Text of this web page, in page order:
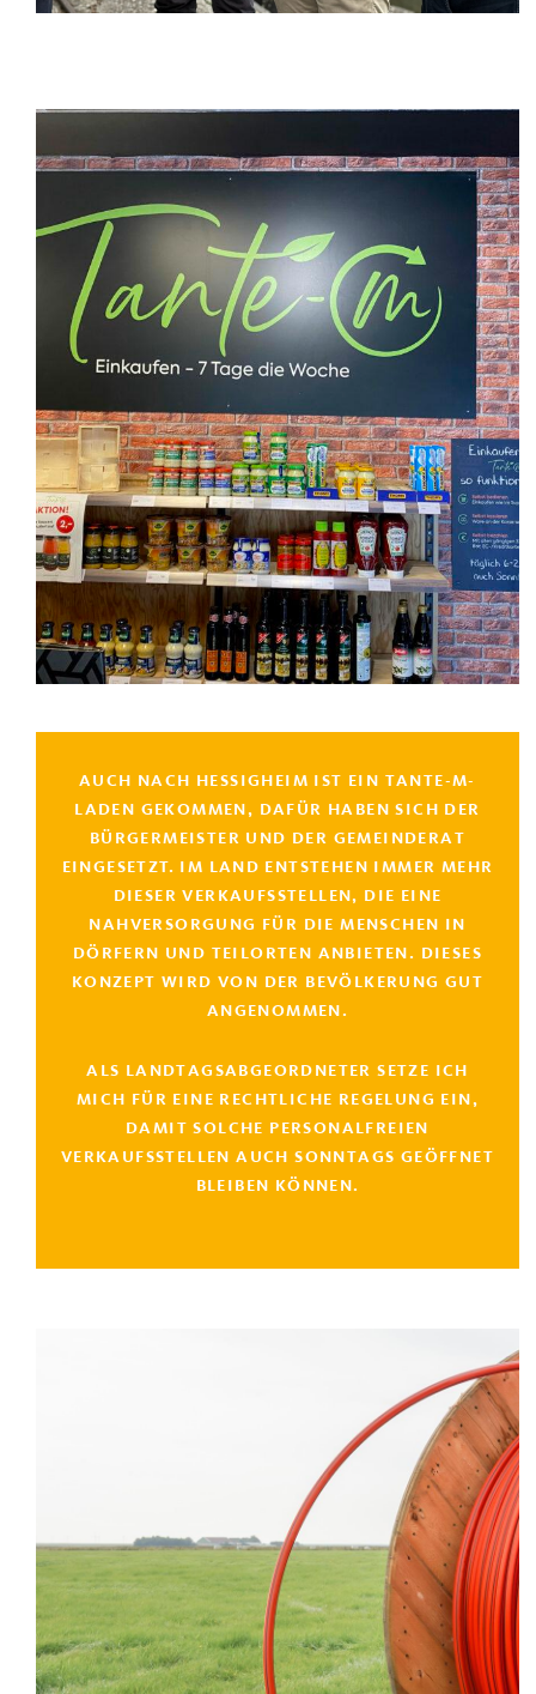
AUCH NACH HESSIGHEIM IST EIN TANTE-M-
LADEN GEKOMMEN, DAFÜR HABEN SICH DER
BÜRGERMEISTER UND DER GEMEINDERAT
EINGESETZT. IM LAND ENTSTEHEN IMMER MEHR
DIESER VERKAUFSSTELLEN, DIE EINE
NAHVERSORGUNG FÜR DIE MENSCHEN IN
DÖRFERN UND TEILORTEN ANBIETEN. DIESES
KONZEPT WIRD VON DER BEVÖLKERUNG GUT
ANGENOMMEN.
ALS LANDTAGSABGEORDNETER SETZE ICH
MICH FÜR EINE RECHTLICHE REGELUNG EIN,
DAMIT SOLCHE PERSONALFREIEN
VERKAUFSSTELLEN AUCH SONNTAGS GEÖFFNET
BLEIBEN KÖNNEN.